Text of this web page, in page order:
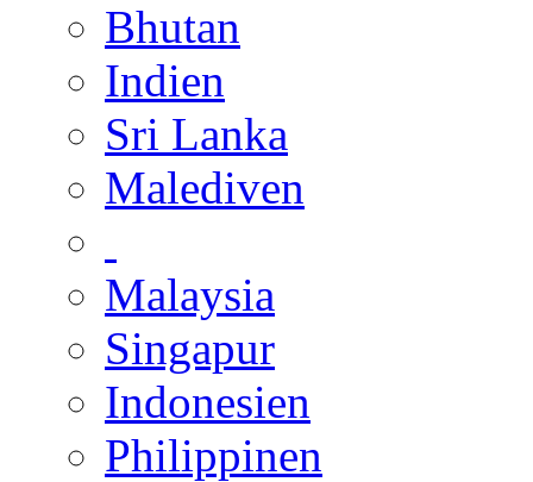
Bhutan
Indien
Sri Lanka
Malediven
Malaysia
Singapur
Indonesien
Philippinen